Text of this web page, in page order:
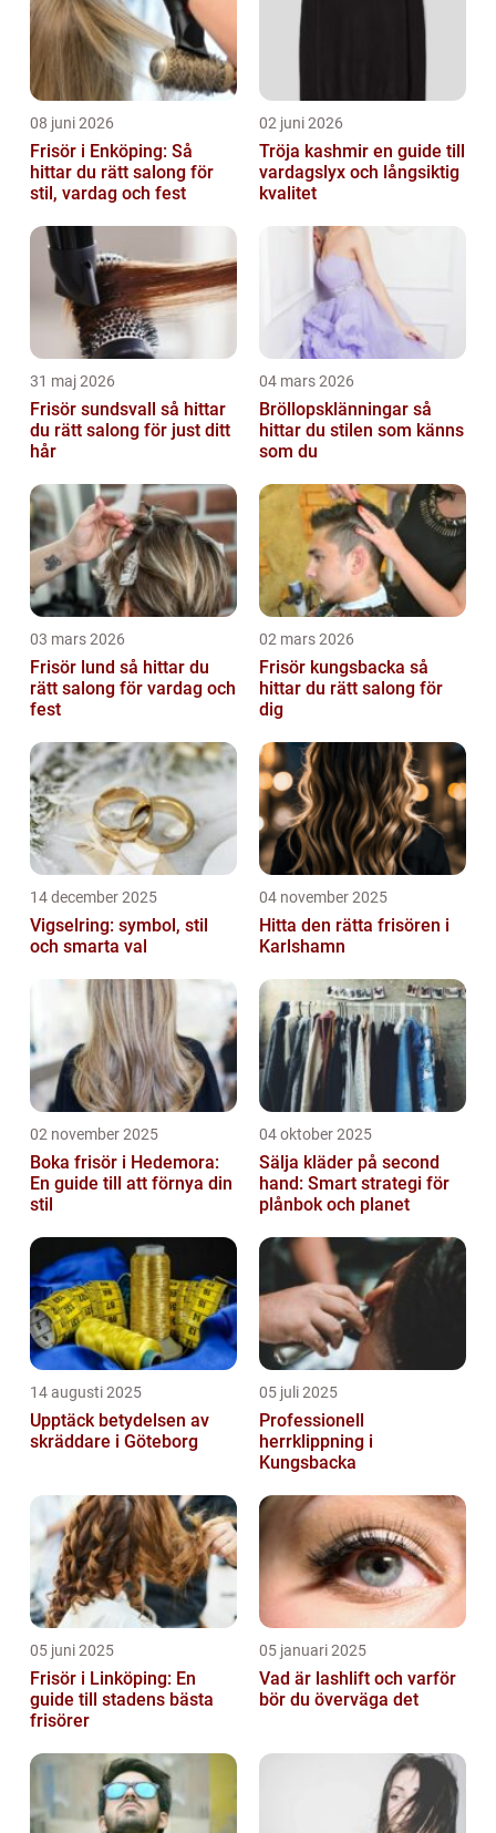
08 juni 2026
Frisör i Enköping: Så
hittar du rätt salong för
stil, vardag och fest
02 juni 2026
Tröja kashmir en guide till
vardagslyx och långsiktig
kvalitet
31 maj 2026
Frisör sundsvall så hittar
du rätt salong för just ditt
hår
04 mars 2026
Bröllopsklänningar så
hittar du stilen som känns
som du
03 mars 2026
Frisör lund så hittar du
rätt salong för vardag och
fest
02 mars 2026
Frisör kungsbacka så
hittar du rätt salong för
dig
14 december 2025
Vigselring: symbol, stil
och smarta val
04 november 2025
Hitta den rätta frisören i
Karlshamn
02 november 2025
Boka frisör i Hedemora:
En guide till att förnya din
stil
04 oktober 2025
Sälja kläder på second
hand: Smart strategi för
plånbok och planet
14 augusti 2025
Upptäck betydelsen av
skräddare i Göteborg
05 juli 2025
Professionell
herrklippning i
Kungsbacka
05 juni 2025
Frisör i Linköping: En
guide till stadens bästa
frisörer
05 januari 2025
Vad är lashlift och varför
bör du överväga det